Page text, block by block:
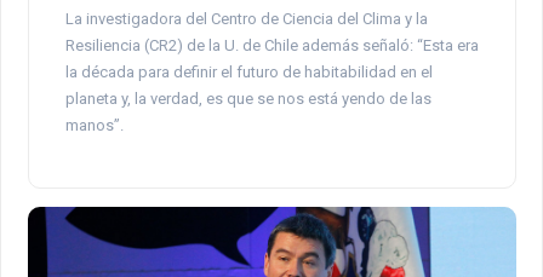
La investigadora del Centro de Ciencia del Clima y la
Resiliencia (CR2) de la U. de Chile además señaló: “Esta era
la década para definir el futuro de habitabilidad en el
planeta y, la verdad, es que se nos está yendo de las
manos”.